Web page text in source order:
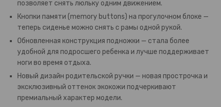
позволяет снять люльку одним движением.
Кнопки памяти (memory buttons) на прогулочном блоке —
теперь сиденье можно снять с рамы одной рукой.
Обновленная конструкция подножки — стала более
удобной для подросшего ребенка и лучше поддерживает
ноги во время отдыха.
Новый дизайн родительской ручки — новая прострочка и
эксклюзивный оттенок экокожи подчеркивают
премиальный характер модели.